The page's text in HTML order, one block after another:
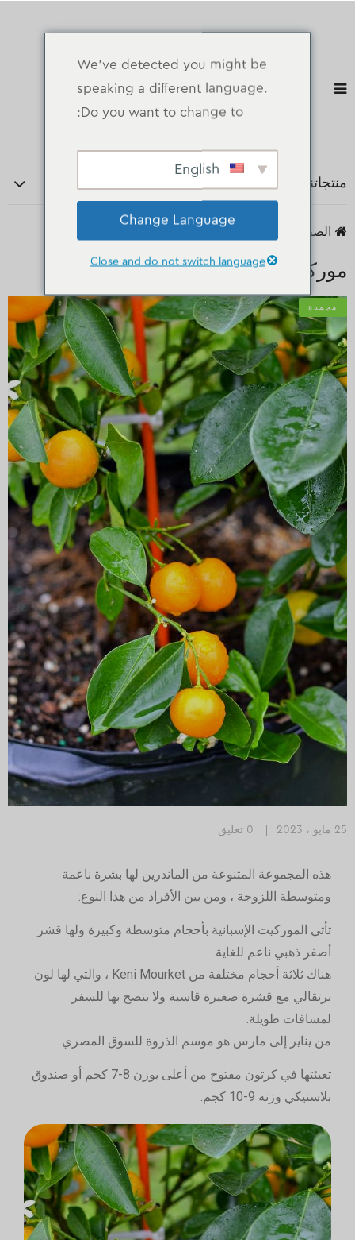
منتجاتنا
الصفحة الرئيسية
موركيت
مجمدة
25 مايو ، 2023 0 تعليق
هذه المجموعة المتنوعة من الماندرين لها بشرة ناعمة
ومتوسطة اللزوجة ، ومن بين الأفراد من هذا النوع:
تأتي الموركيت الإسبانية بأحجام متوسطة وكبيرة ولها قشر
أصفر ذهبي ناعم للغاية.
هناك ثلاثة أحجام مختلفة من Keni Mourket ، والتي لها لون
برتقالي مع قشرة صغيرة قاسية ولا ينصح بها للسفر
لمسافات طويلة.
من يناير إلى مارس هو موسم الذروة للسوق المصري.
تعبئتها في كرتون مفتوح من أعلى بوزن 8-7 كجم أو صندوق
بلاستيكي وزنه 9-10 كجم.
We've detected you might be
speaking a different language.
Do you want to change to:
Change Language
Close and do not switch language